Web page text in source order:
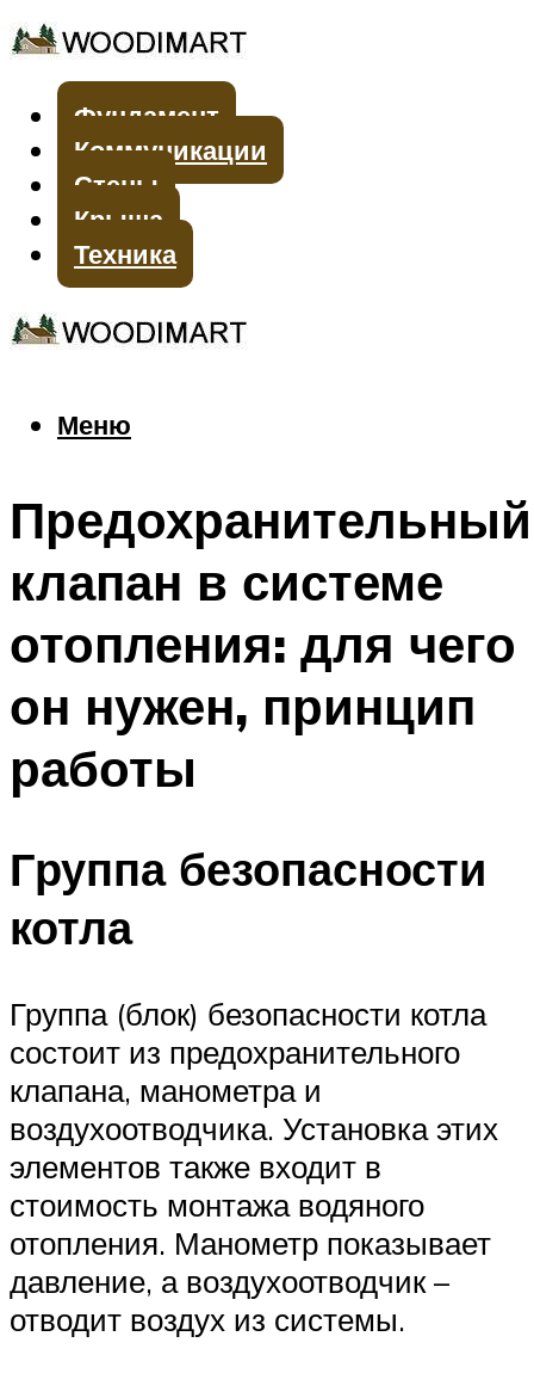
Фундамент
Коммуникации
Стены
Крыша
Техника
Меню
Меню
Предохранительный
клапан в системе
отопления: для чего
он нужен, принцип
работы
Группа безопасности
котла
Группа (блок) безопасности котла
состоит из предохранительного
клапана, манометра и
воздухоотводчика. Установка этих
элементов также входит в
стоимость монтажа водяного
отопления. Манометр показывает
давление, а воздухоотводчик –
отводит воздух из системы.